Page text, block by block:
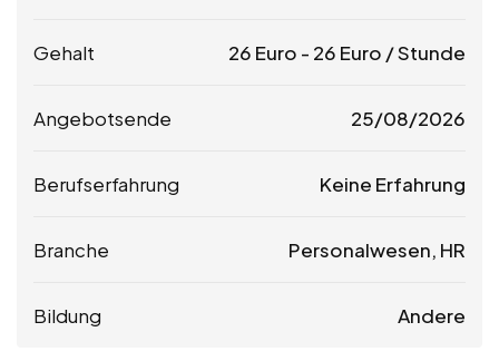
Gehalt 26 Euro - 26 Euro / Stunde
Angebotsende 25/08/2026
Berufserfahrung Keine Erfahrung
Branche Personalwesen, HR
Bildung Andere